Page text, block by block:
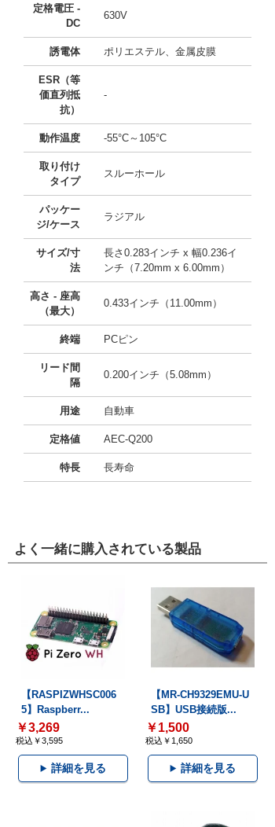
定格電圧 -
DC
630V
誘電体 ポリエステル、金属皮膜
ESR（等
価直列抵
抗）
-
動作温度 -55°C～105°C
取り付け
タイプ
スルーホール
パッケー
ジ/ケース
ラジアル
サイズ/寸
法
長さ0.283インチ x 幅0.236イ
ンチ（7.20mm x 6.00mm）
高さ - 座高
（最大）
0.433インチ（11.00mm）
終端 PCピン
リード間
隔
0.200インチ（5.08mm）
用途 自動車
定格値 AEC-Q200
特長 長寿命
よく一緒に購入されている製品
【RASPIZWHSC006
5】Raspberr...
￥3,269
税込￥3,595
詳細を見る
【MR-CH9329EMU-U
SB】USB接続版...
￥1,500
税込￥1,650
詳細を見る